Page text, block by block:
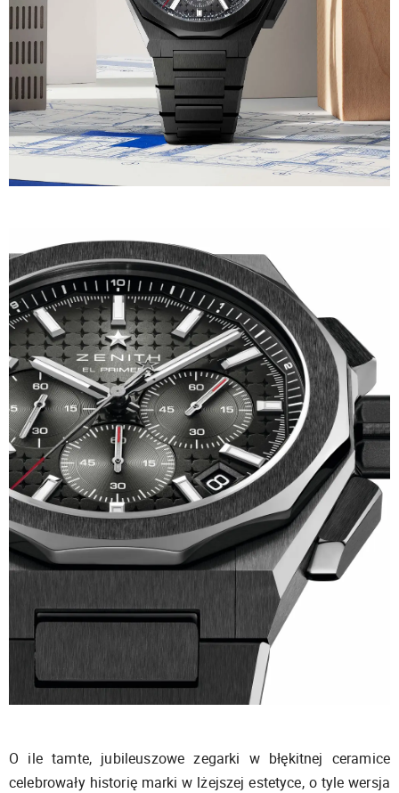
O ile tamte, jubileuszowe zegarki w błękitnej ceramice
celebrowały historię marki w lżejszej estetyce, o tyle wersja